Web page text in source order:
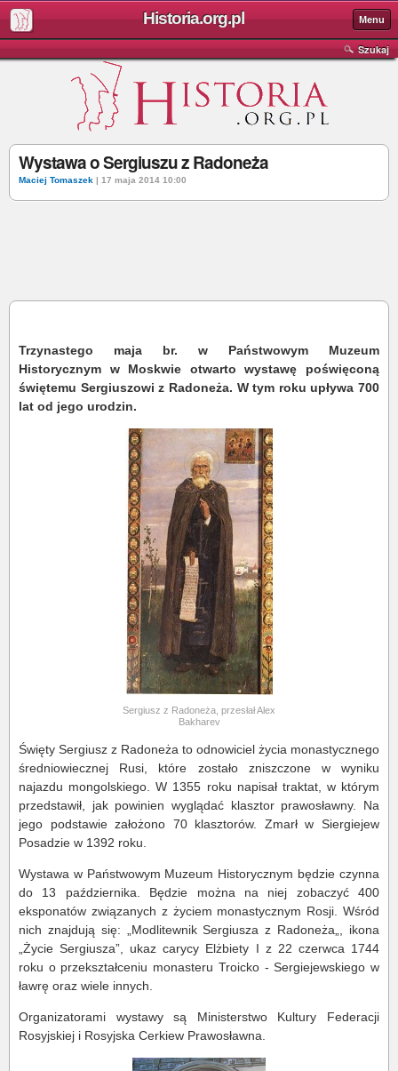
Historia.org.pl Menu
Szukaj
Wystawa o Sergiuszu z Radoneża
Maciej Tomaszek | 17 maja 2014 10:00
Trzynastego maja br. w Państwowym Muzeum
Historycznym w Moskwie otwarto wystawę poświęconą
świętemu Sergiuszowi z Radoneża. W tym roku upływa 700
lat od jego urodzin.
Sergiusz z Radoneża, przesłał Alex
Bakharev
Święty Sergiusz z Radoneża to odnowiciel życia monastycznego
średniowiecznej Rusi, które zostało zniszczone w wyniku
najazdu mongolskiego. W 1355 roku napisał traktat, w którym
przedstawił, jak powinien wyglądać klasztor prawosławny. Na
jego podstawie założono 70 klasztorów. Zmarł w Siergiejew
Posadzie w 1392 roku.
Wystawa w Państwowym Muzeum Historycznym będzie czynna
do 13 października. Będzie można na niej zobaczyć 400
eksponatów związanych z życiem monastycznym Rosji. Wśród
nich znajdują się: „Modlitewnik Sergiusza z Radoneża„, ikona
„Życie Sergiusza”, ukaz carycy Elżbiety I z 22 czerwca 1744
roku o przekształceniu monasteru Troicko - Sergiejewskiego w
ławrę oraz wiele innych.
Organizatorami wystawy są Ministerstwo Kultury Federacji
Rosyjskiej i Rosyjska Cerkiew Prawosławna.